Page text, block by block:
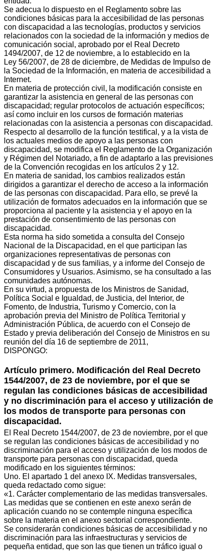
Se adecua lo dispuesto en el Reglamento sobre las
condiciones básicas para la accesibilidad de las personas
con discapacidad a las tecnologías, productos y servicios
relacionados con la sociedad de la información y medios de
comunicación social, aprobado por el Real Decreto
1494/2007, de 12 de noviembre, a lo establecido en la
Ley 56/2007, de 28 de diciembre, de Medidas de Impulso de
la Sociedad de la Información, en materia de accesibilidad a
Internet.
En materia de protección civil, la modificación consiste en
garantizar la asistencia en general de las personas con
discapacidad; regular protocolos de actuación específicos;
así como incluir en los cursos de formación materias
relacionadas con la asistencia a personas con discapacidad.
Respecto al desarrollo de la función testifical, y a la vista de
los actuales medios de apoyo a las personas con
discapacidad, se modifica el Reglamento de la Organización
y Régimen del Notariado, a fin de adaptarlo a las previsiones
de la Convención recogidas en los artículos 2 y 12.
En materia de sanidad, los cambios realizados están
dirigidos a garantizar el derecho de acceso a la información
de las personas con discapacidad. Para ello, se prevé la
utilización de formatos adecuados en la información que se
proporciona al paciente y la asistencia y el apoyo en la
prestación de consentimiento de las personas con
discapacidad.
Esta norma ha sido sometida a consulta del Consejo
Nacional de la Discapacidad, en el que participan las
organizaciones representativas de personas con
discapacidad y de sus familias, y a informe del Consejo de
Consumidores y Usuarios. Asimismo, se ha consultado a las
comunidades autónomas.
En su virtud, a propuesta de los Ministros de Sanidad,
Política Social e Igualdad, de Justicia, del Interior, de
Fomento, de Industria, Turismo y Comercio, con la
aprobación previa del Ministro de Política Territorial y
Administración Pública, de acuerdo con el Consejo de
Estado y previa deliberación del Consejo de Ministros en su
reunión del día 16 de septiembre de 2011,
DISPONGO:
Artículo primero. Modificación del Real Decreto
1544/2007, de 23 de noviembre, por el que se
regulan las condiciones básicas de accesibilidad
y no discriminación para el acceso y utilización de
los modos de transporte para personas con
discapacidad.
El Real Decreto 1544/2007, de 23 de noviembre, por el que
se regulan las condiciones básicas de accesibilidad y no
discriminación para el acceso y utilización de los modos de
transporte para personas con discapacidad, queda
modificado en los siguientes términos:
Uno. El apartado 1 del anexo IX. Medidas transversales,
queda redactado como sigue:
«1. Carácter complementario de las medidas transversales.
Las medidas que se contienen en este anexo serán de
aplicación cuando no se contemple ninguna específica
sobre la materia en el anexo sectorial correspondiente.
Se considerarán condiciones básicas de accesibilidad y no
discriminación para las infraestructuras y servicios de
pequeña entidad, que son las que tienen un tráfico igual o